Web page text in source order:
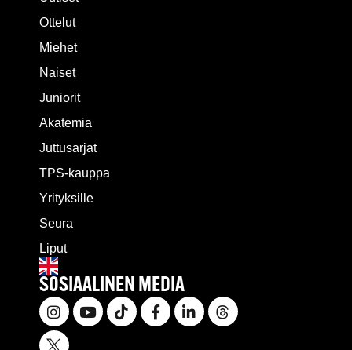
Ottelut
Miehet
Naiset
Juniorit
Akatemia
Juttusarjat
TPS-kauppa
Yrityksille
Seura
Liput
SOSIAALINEN MEDIA